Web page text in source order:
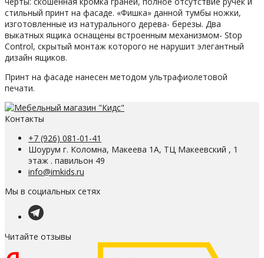
стильный принт на фасаде. «Фишка» данной тумбы ножки,
изготовленные из натурального дерева- березы. Два
выкатных ящика оснащены встроенным механизмом- Stop
Control, скрытый монтаж которого не нарушит элегантный
дизайн ящиков.
Принт на фасаде нанесен методом ультрафиолетовой
печати.
Контакты
+7 (926) 081-01-41
Шоурум г. Коломна, Макеева 1А, ТЦ Макеевский , 1
этаж . павильон 49
info@imkids.ru
Мы в социальных сетях
Читайте отзывы